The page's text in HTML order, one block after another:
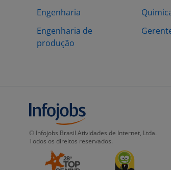
Engenharia
Engenharia de
produção
© Infojobs Brasil Atividades de Internet, Ltda.
Todos os direitos reservados.